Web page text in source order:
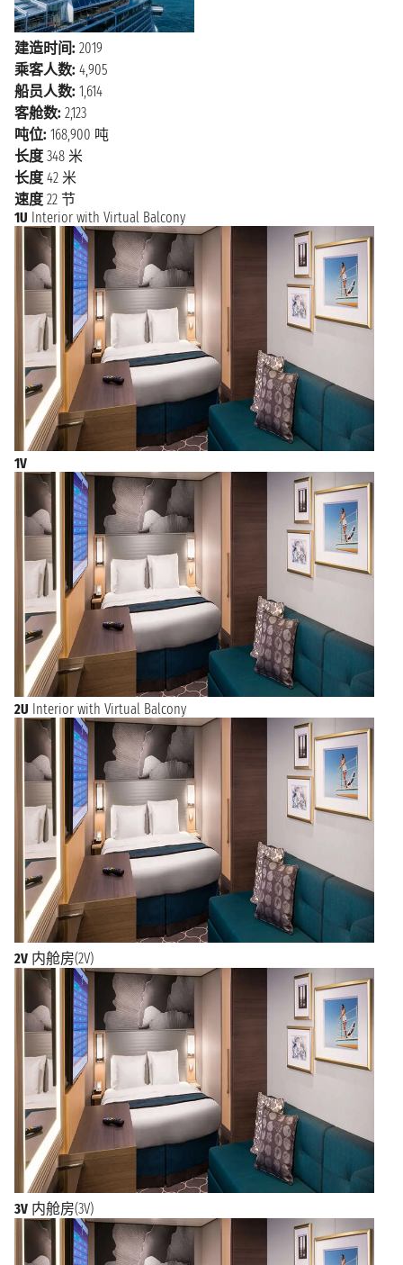
忘了登上东方明珠，放眼看看这个国际化的大都市。
上海，位于中国东部，被誉为“东方明珠”，是一座完美
融合中国古老文化与现代前卫气息的大都市。这种传统
与现代的结合为各种类型的游客提供了丰富的景点，即
使是那些有着独特品味的游客，也能在这里找到合适的
去处。在您的邮轮之旅中，千万不要错过参观这些奇
观。
如果您想近距离欣赏雄伟的摩天大楼并为之惊叹，参观
外滩是一个不错的选择。外滩是城市的标志性景点，游
客可以近距离欣赏到以著名的电视塔和金融区摩天大楼
为主的天际线，背景是具有英国或法国风格的建筑，见
证了该地区西方文化的历史存在。如果您在傍晚时分来
到这里，LED灯光照亮的各式建筑将为您呈现一场独一
无二的视觉盛宴，定会让您目瞪口呆。相反，如果您对
中国历史和文化有浓厚的兴趣，参观豫园则是必不可少
的选择。这个园林的独特之处在于其典型的中国风格，
即便城市周围在不断发展，这里的风貌多年未变。置身
其中，尽管周围的城市正在朝着未来迈进，您会有一种
穿越时光的感觉！
如果您是热衷于疯狂娱乐的人，那么您可以在上海的迪
士尼乐园中尽情畅游。别错过享受这里众多刺激或温和
游乐项目的机会，这些项目将带给您强烈的肾上腺素激
增的感觉。在这里，您还可以与曾经伴随您成长的迪士
尼人物亲密接触，重温那些令人捧腹大笑的回忆。到达
上海的最佳方式之一就是乘坐邮轮。选择一趟从上海出
发，或将上海作为停靠港的邮轮，您将能够通过这趟独
特的航海之旅同时欣赏到上海以及日本的美景！
建造时间: 2019
乘客人数: 4,905
船员人数: 1,614
客舱数: 2,123
吨位: 168,900 吨
长度 348 米
长度 42 米
速度 22 节
1U Interior with Virtual Balcony
1V
2U Interior with Virtual Balcony
2V 内舱房(2V)
3V 内舱房(3V)